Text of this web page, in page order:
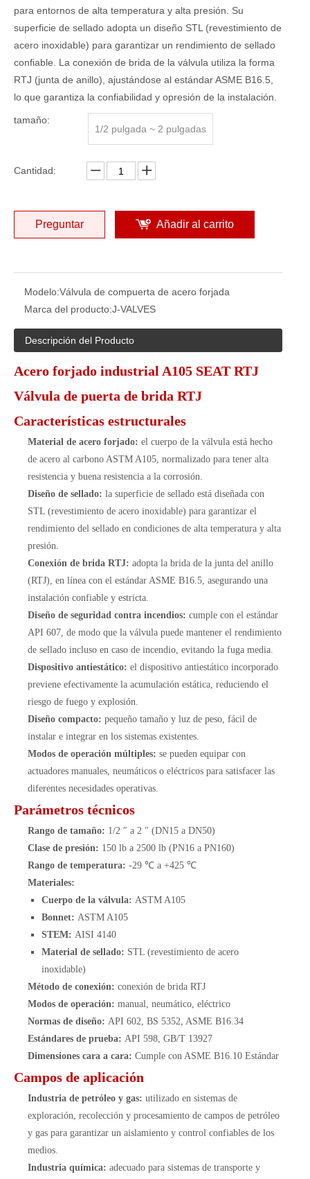
para entornos de alta temperatura y alta presión. Su
superficie de sellado adopta un diseño STL (revestimiento de
acero inoxidable) para garantizar un rendimiento de sellado
confiable. La conexión de brida de la válvula utiliza la forma
RTJ (junta de anillo), ajustándose al estándar ASME B16.5,
lo que garantiza la confiabilidad y opresión de la instalación.
tamaño:
1/2 pulgada ~ 2 pulgadas
Cantidad:
Preguntar Añadir al carrito
Modelo:Válvula de compuerta de acero forjada
Marca del producto:J-VALVES
Descripción del Producto
Acero forjado industrial A105 SEAT RTJ
Válvula de puerta de brida RTJ
Características estructurales
Material de acero forjado: el cuerpo de la válvula está hecho
de acero al carbono ASTM A105, normalizado para tener alta
resistencia y buena resistencia a la corrosión.
Diseño de sellado: la superficie de sellado está diseñada con
STL (revestimiento de acero inoxidable) para garantizar el
rendimiento del sellado en condiciones de alta temperatura y alta
presión.
Conexión de brida RTJ: adopta la brida de la junta del anillo
(RTJ), en línea con el estándar ASME B16.5, asegurando una
instalación confiable y estricta.
Diseño de seguridad contra incendios: cumple con el estándar
API 607, de modo que la válvula puede mantener el rendimiento
de sellado incluso en caso de incendio, evitando la fuga media.
Dispositivo antiestático: el dispositivo antiestático incorporado
previene efectivamente la acumulación estática, reduciendo el
riesgo de fuego y explosión.
Diseño compacto: pequeño tamaño y luz de peso, fácil de
instalar e integrar en los sistemas existentes.
Modos de operación múltiples: se pueden equipar con
actuadores manuales, neumáticos o eléctricos para satisfacer las
diferentes necesidades operativas.
Parámetros técnicos
Rango de tamaño: 1/2 ″ a 2 ″ (DN15 a DN50)
Clase de presión: 150 lb a 2500 lb (PN16 a PN160)
Rango de temperatura: -29 ℃ a +425 ℃
Materiales:
Cuerpo de la válvula: ASTM A105
Bonnet: ASTM A105
STEM: AISI 4140
Material de sellado: STL (revestimiento de acero
inoxidable)
Método de conexión: conexión de brida RTJ
Modos de operación: manual, neumático, eléctrico
Normas de diseño: API 602, BS 5352, ASME B16.34
Estándares de prueba: API 598, GB/T 13927
Dimensiones cara a cara: Cumple con ASME B16.10 Estándar
Campos de aplicación
Industria de petróleo y gas: utilizado en sistemas de
exploración, recolección y procesamiento de campos de petróleo
y gas para garantizar un aislamiento y control confiables de los
medios.
Industria química: adecuado para sistemas de transporte y